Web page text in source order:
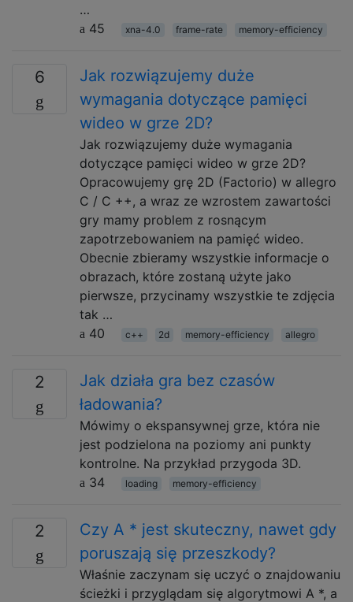
…
45
xna-4.0 frame-rate memory-efficiency
6
Jak rozwiązujemy duże
wymagania dotyczące pamięci
wideo w grze 2D?
Jak rozwiązujemy duże wymagania
dotyczące pamięci wideo w grze 2D?
Opracowujemy grę 2D (Factorio) w allegro
C / C ++, a wraz ze wzrostem zawartości
gry mamy problem z rosnącym
zapotrzebowaniem na pamięć wideo.
Obecnie zbieramy wszystkie informacje o
obrazach, które zostaną użyte jako
pierwsze, przycinamy wszystkie te zdjęcia
tak …
40
c++ 2d memory-efficiency allegro
2
Jak działa gra bez czasów
ładowania?
Mówimy o ekspansywnej grze, która nie
jest podzielona na poziomy ani punkty
kontrolne. Na przykład przygoda 3D.
34
loading memory-efficiency
2
Czy A * jest skuteczny, nawet gdy
poruszają się przeszkody?
Właśnie zaczynam się uczyć o znajdowaniu
ścieżki i przyglądam się algorytmowi A *, a